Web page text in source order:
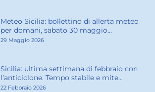
Meteo Sicilia: bollettino di allerta meteo
per domani, sabato 30 maggio...
29 Maggio 2026
Sicilia: ultima settimana di febbraio con
l’anticiclone. Tempo stabile e mite...
22 Febbraio 2026